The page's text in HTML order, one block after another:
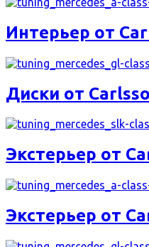
Интерьер от
Диски от
Экстерьер от
Экстерьер от